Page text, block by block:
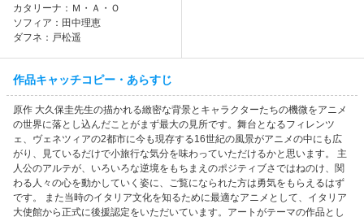
カタリーナ：Ｍ・Ａ・Ｏ
ソフィア：田中理恵
ダフネ：戸松遥
作品キャッチコピー・あらすじ
原作 大久保圭先生の描かれる緻密な背景とキャラクターたちの機微をアニメ
の世界に落とし込んだことがまず最大の見所です。舞台となるフィレンツ
ェ、ヴェネツィアの2都市に今も現存する16世紀の風景がアニメの中にも広
がり、見ているだけで小旅行な気分を味わっていただけるかと思います。 主
人公のアルテが、いろいろな逆境をもちまえのポジティブさではねのけ、関
わる人々の心を動かしていく姿に、ご覧になられた方は勇気をもらえるはず
です。 また当時のイタリア文化を知るために最適なアニメとして、イタリア
大使館から正式に後援認定をいただいています。アートがテーマの作品とし